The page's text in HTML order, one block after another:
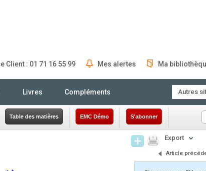
Client : 01 71 16 55 99 Mes alertes Ma
Livres Compléments Autres
Table des matières EMC Démo S'abonner
Export
Article